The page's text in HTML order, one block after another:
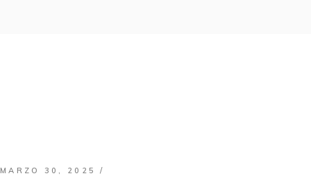
MARZO 30, 2025